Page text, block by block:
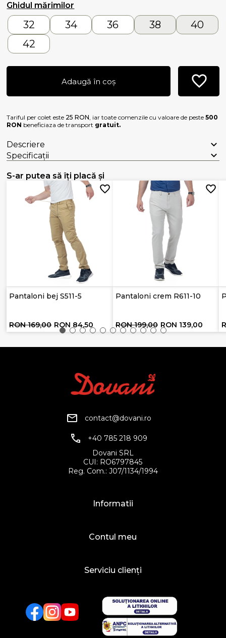
Ghidul mărimilor
32 34 36 38
40
42
Adaugă în coș
Tariful per colet este 25 RON, iar toate comenzile cu valoare de peste500
RON beneficiaza de transport gratuit.
Descriere
Specificații
S-ar putea să îți placă și
Pantaloni bej S511-5
RON 169,00 RON 84,50
Pantaloni crem R611-10
RON 199,00 RON 139,00
contact@dovani.ro
+40 785 218 909
Dovani SRL
CUI: RO6797845
Reg. Com.: J07/1134/1994
Informatii
Contul meu
Serviciu clienți
FacebookTwitterYouTube